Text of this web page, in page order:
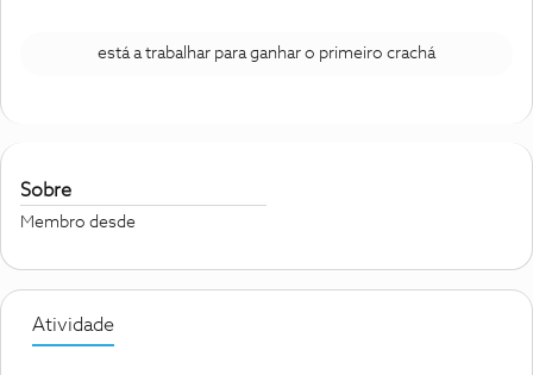
está a trabalhar para ganhar o primeiro crachá
Sobre
Membro desde
Atividade